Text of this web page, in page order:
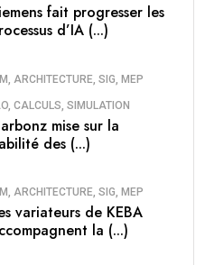
fait progresser les
d’IA (...)
ARCHITECTURE, SIG, MEP
CALCULS, SIMULATION
mise sur la
des (...)
ARCHITECTURE, SIG, MEP
variateurs de KEBA
la (...)